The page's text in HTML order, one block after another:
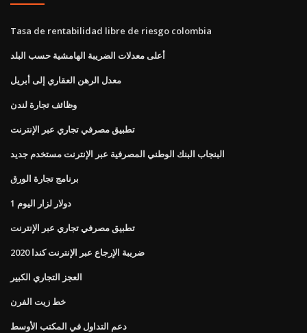
Tasa de rentabilidad libre de riesgo colombia
أعلى معدلات الضريبة الهامشية حسب البلد
معدل الرهن العقاري إلى أبريل
وظائف تجارة لندن
تطبيق مصرفي تجاري عبر الإنترنت
البنجاب البنك الوطني المصرفية عبر الإنترنت مستخدم جديد
برنامج تجارة الورق
1 دولار لزار اليوم
تطبيق مصرفي تجاري عبر الإنترنت
2020 ضريبة الإرجاع عبر الإنترنت كندا
العجز التجاري الكبير
خط زيت الفرن
دعم التداول في المكتب الأوسط